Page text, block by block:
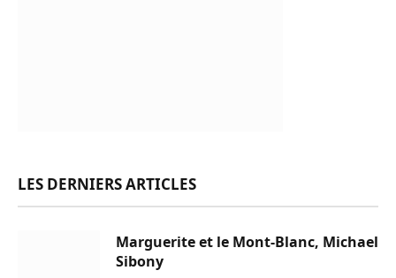
LES DERNIERS ARTICLES
Marguerite et le Mont-Blanc, Michael
Sibony